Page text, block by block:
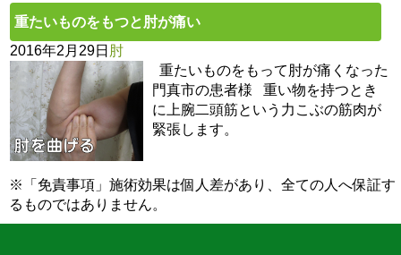
重たいものをもつと肘が痛い
2016年2月29日 肘
重たいものをもって肘が痛くなった
門真市の患者様 重い物を持つとき
に上腕二頭筋という力こぶの筋肉が
緊張します。
※「免責事項」施術効果は個人差があり、全ての人へ保証す
るものではありません。